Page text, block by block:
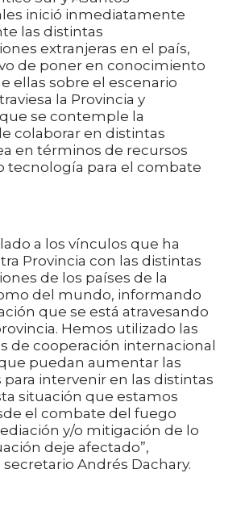
inició inmediatamente
las distintas
extranjeras en el país,
de poner en conocimiento
ellas sobre el escenario
la Provincia y
se contemple la
colaborar en distintas
en términos de recursos
tecnología para el combate
a los vínculos que ha
Provincia con las distintas
de los países de la
del mundo, informando
que se está atravesando
Hemos utilizado las
de cooperación internacional
puedan aumentar las
para intervenir en las distintas
situación que estamos
el combate del fuego
y/o mitigación de lo
deje afectado”,
Andrés Dachary.